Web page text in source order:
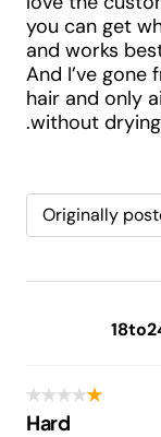
you can get
and works
And I’ve
hair and only
without
Originally
Hard